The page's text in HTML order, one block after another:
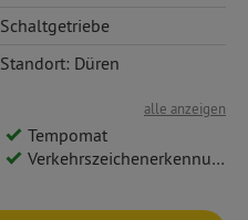
Schaltgetriebe
Standort: Düren
alle anzeigen
Tempomat
Verkehrszeichenerkennung